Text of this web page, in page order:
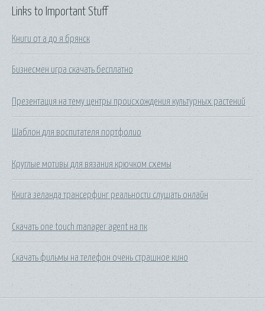
Links to Important Stuff
Книги от а до я брянск
Бизнесмен игра скачать бесплатно
Презентация на тему центры происхождения культурных растений
Шаблон для воспитателя портфолио
Круглые мотивы для вязания крючком схемы
Книга зеланда трансерфинг реальности слушать онлайн
Скачать one touch manager agent на пк
Скачать фильмы на телефон очень страшное кино